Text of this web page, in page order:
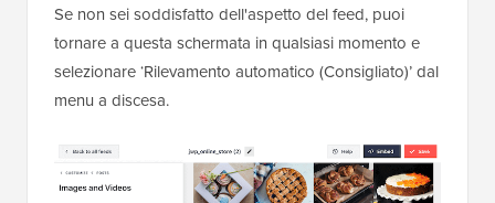
Se non sei soddisfatto dell'aspetto del feed, puoi
tornare a questa schermata in qualsiasi momento e
selezionare ‘Rilevamento automatico (Consigliato)’ dal
menu a discesa.